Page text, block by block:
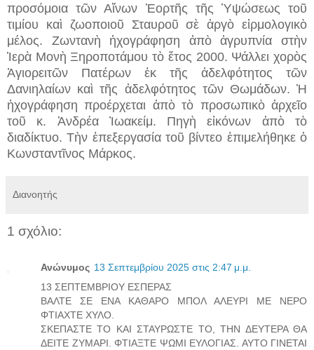
προσόμοια τῶν Αἴνων Ἑορτῆς τῆς Ὑψώσεως τοῦ
τιμίου καὶ ζωοποιοῦ Σταυροῦ σὲ ἀργὸ εἱρμολογικὸ
μέλος. Ζωντανὴ ἠχογράφηση ἀπὸ ἀγρυπνία στὴν
Ἱερὰ Μονὴ Ξηροποτάμου τὸ ἔτος 2000. Ψάλλει χορὸς
Ἁγιορειτῶν Πατέρων ἐκ τῆς ἀδελφότητος τῶν
Δανιηλαίων καὶ τῆς ἀδελφότητος τῶν Θωμάδων. Ἡ
ἠχογράφηση προέρχεται ἀπὸ τὸ προσωπικὸ ἀρχεῖο
τοῦ κ. Ἀνδρέα Ἰωακείμ. Πηγὴ εἰκόνων ἀπὸ τὸ
διαδίκτυο. Τὴν ἐπεξεργασία τοῦ βίντεο ἐπιμελήθηκε ὁ
Κωνσταντῖνος Μάρκος.
Διανοητής
1 σχόλιο:
Ανώνυμος 13 Σεπτεμβρίου 2025 στις 2:47 μ.μ.
13 ΣΕΠΤΕΜΒΡΙΟΥ ΕΣΠΕΡΑΣ
ΒΑΛΤΕ ΣΕ ΕΝΑ ΚΑΘΑΡΟ ΜΠΟΛ ΑΛΕΥΡΙ ΜΕ ΝΕΡΟ
ΦΤΙΑΧΤΕ ΧΥΛΟ.
ΣΚΕΠΑΣΤΕ ΤΟ ΚΑΙ ΣΤΑΥΡΩΣΤΕ ΤΟ, ΤΗΝ ΔΕΥΤΕΡΑ ΘΑ
ΔΕΙΤΕ ΖΥΜΑΡΙ. ΦΤΙΑΞΤΕ ΨΩΜΙ ΕΥΛΟΓΙΑΣ. ΑΥΤΟ ΓΙΝΕΤΑΙ